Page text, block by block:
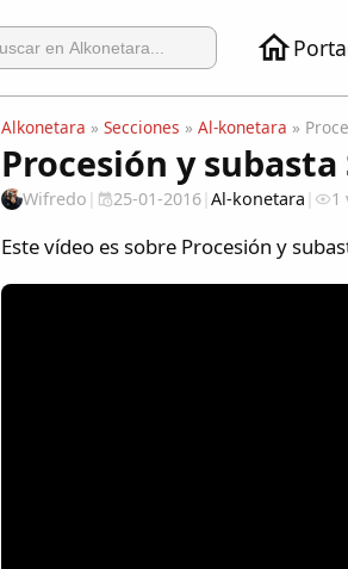
Alkonetara » Secciones » Al-konetara »
Procesión y
Wifredo | 25-01-2016| Al-konetara | 1
Este vídeo es sobre Procesión y